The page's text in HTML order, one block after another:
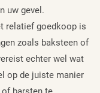
uw gevel.
relatief goedkoop is
zoals baksteen of
echter wel wat
op de juiste manier